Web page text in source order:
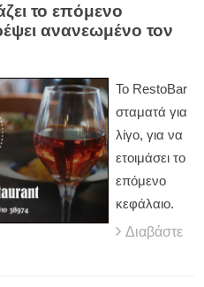
το επόμενο
ανανεωμένο τον
Το RestoBar
σταματά για
λίγο, για να
ετοιμάσει το
επόμενο
κεφάλαιο.
Διαβάστε